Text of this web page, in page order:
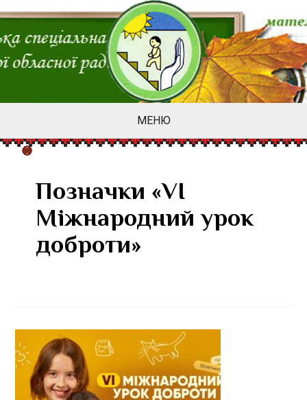
МЕНЮ
Позначки «VІ
Міжнародний урок
доброти»